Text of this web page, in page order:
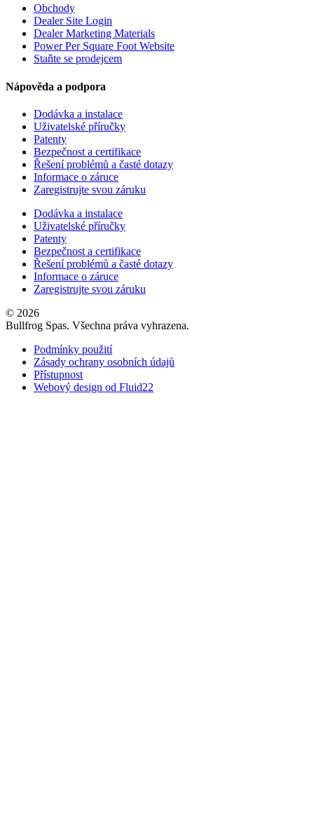
Obchody
Dealer Site Login
Dealer Marketing Materials
Power Per Square Foot Website
Staňte se prodejcem
Nápověda a podpora
Dodávka a instalace
Uživatelské příručky
Patenty
Bezpečnost a certifikace
Řešení problémů a časté dotazy
Informace o záruce
Zaregistrujte svou záruku
Dodávka a instalace
Uživatelské příručky
Patenty
Bezpečnost a certifikace
Řešení problémů a časté dotazy
Informace o záruce
Zaregistrujte svou záruku
© 2026
Bullfrog Spas. Všechna práva vyhrazena.
Podmínky použití
Zásady ochrany osobních údajů
Přístupnost
Webový design od Fluid22